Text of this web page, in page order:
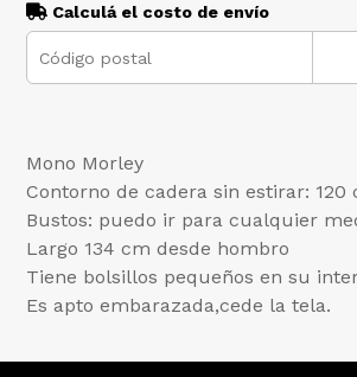
Calculá el costo de envío
Mono Morley
Contorno de cadera sin estirar: 120
Bustos: puedo ir para cualquier
Largo 134 cm desde hombro
Tiene bolsillos pequeños en su
Es apto embarazada,cede la tela.